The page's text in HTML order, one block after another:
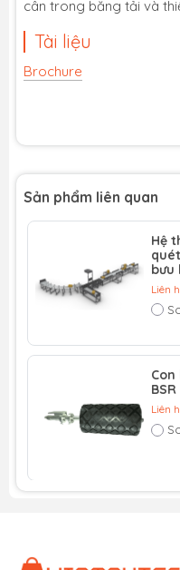
cân trong băng tải và
Tài liệu
Brochure
Sản phẩm liên quan
Hệ
bưu
Liên
BSR
Liên